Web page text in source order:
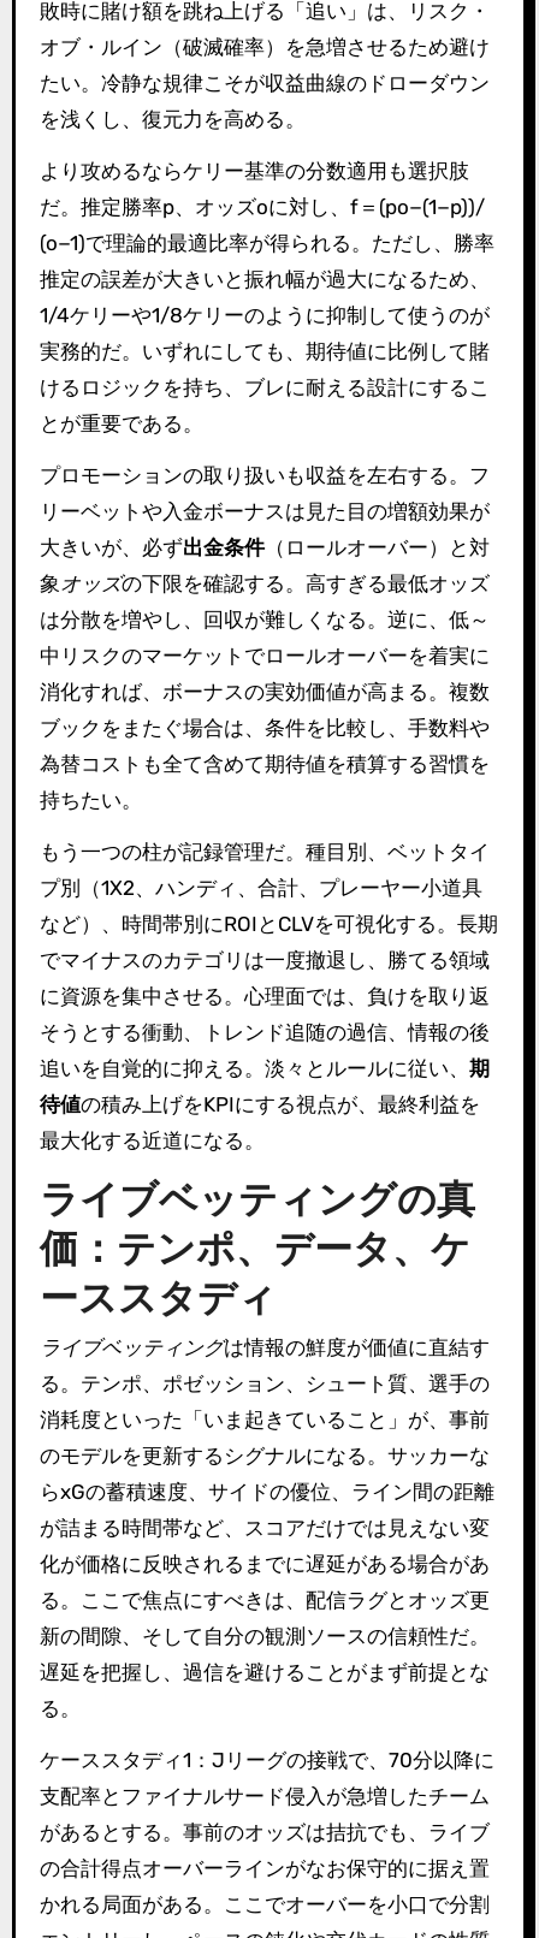
敗時に賭け額を跳ね上げる「追い」は、リスク・
オブ・ルイン（破滅確率）を急増させるため避け
たい。冷静な規律こそが収益曲線のドローダウン
を浅くし、復元力を高める。
より攻めるならケリー基準の分数適用も選択肢
だ。推定勝率p、オッズoに対し、f＝(po−(1−p))/
(o−1)で理論的最適比率が得られる。ただし、勝率
推定の誤差が大きいと振れ幅が過大になるため、
1/4ケリーや1/8ケリーのように抑制して使うのが
実務的だ。いずれにしても、期待値に比例して賭
けるロジックを持ち、ブレに耐える設計にするこ
とが重要である。
プロモーションの取り扱いも収益を左右する。フ
リーベットや入金ボーナスは見た目の増額効果が
大きいが、必ず出金条件（ロールオーバー）と対
象オッズの下限を確認する。高すぎる最低オッズ
は分散を増やし、回収が難しくなる。逆に、低～
中リスクのマーケットでロールオーバーを着実に
消化すれば、ボーナスの実効価値が高まる。複数
ブックをまたぐ場合は、条件を比較し、手数料や
為替コストも全て含めて期待値を積算する習慣を
持ちたい。
もう一つの柱が記録管理だ。種目別、ベットタイ
プ別（1X2、ハンディ、合計、プレーヤー小道具
など）、時間帯別にROIとCLVを可視化する。長期
でマイナスのカテゴリは一度撤退し、勝てる領域
に資源を集中させる。心理面では、負けを取り返
そうとする衝動、トレンド追随の過信、情報の後
追いを自覚的に抑える。淡々とルールに従い、 期
待値の積み上げをKPIにする視点が、最終利益を
最大化する近道になる。
ライブベッティングの真
価：テンポ、データ、ケ
ーススタディ
ライブベッティングは情報の鮮度が価値に直結す
る。テンポ、ポゼッション、シュート質、選手の
消耗度といった「いま起きていること」が、事前
のモデルを更新するシグナルになる。サッカーな
らxGの蓄積速度、サイドの優位、ライン間の距離
が詰まる時間帯など、スコアだけでは見えない変
化が価格に反映されるまでに遅延がある場合があ
る。ここで焦点にすべきは、配信ラグとオッズ更
新の間隙、そして自分の観測ソースの信頼性だ。
遅延を把握し、過信を避けることがまず前提とな
る。
ケーススタディ1：Jリーグの接戦で、70分以降に
支配率とファイナルサード侵入が急増したチーム
があるとする。事前のオッズは拮抗でも、ライブ
の合計得点オーバーラインがなお保守的に据え置
かれる局面がある。ここでオーバーを小口で分割